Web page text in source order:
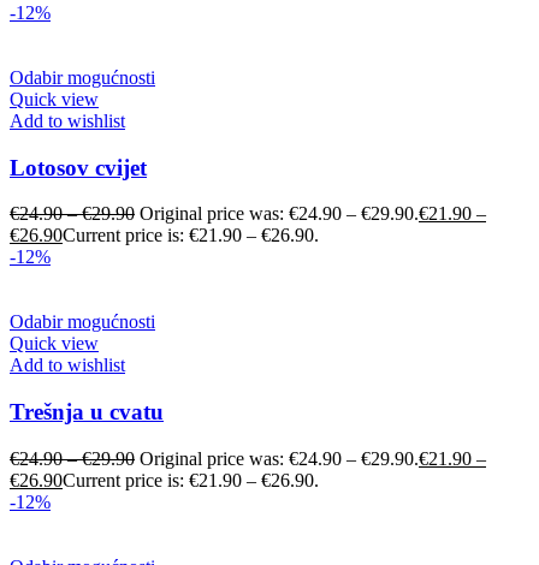
-12%
Odabir mogućnosti
Quick view
Add to wishlist
Lotosov cvijet
€24.90–€29.90 Original price was: €24.90 – €29.90.€21.90 –
€26.90Current price is: €21.90 – €26.90.
-12%
Odabir mogućnosti
Quick view
Add to wishlist
Trešnja u cvatu
€24.90–€29.90 Original price was: €24.90 – €29.90.€21.90 –
€26.90Current price is: €21.90 – €26.90.
-12%